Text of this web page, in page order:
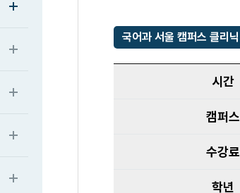
국어과 서울 캠퍼스 클리닉
시간
캠퍼스
수강료
학년